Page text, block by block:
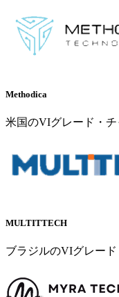
Methodica
米国のVIグレード・
MULTITTECH
ブラジルのVIグレー